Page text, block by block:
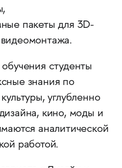
пакеты для 3D-
студенты
знания по
углубленно
кино, моды и
аналитической
работой.